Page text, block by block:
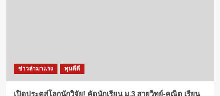
ข่าวล่ามาแรง ทุนดีดี
เปิดประตูสู่โลกนักวิจัย! คัดนักเรียน ม.3 สายวิทย์-คณิต เรียน